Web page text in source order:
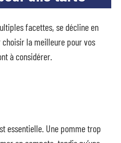
facettes, se décline en
la meilleure pour vos
à considérer.
essentielle. Une pomme trop